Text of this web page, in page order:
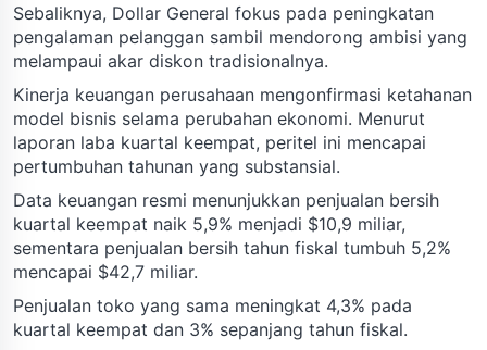
Sebaliknya, Dollar General fokus pada peningkatan
pengalaman pelanggan sambil mendorong ambisi yang
melampaui akar diskon tradisionalnya.
Kinerja keuangan perusahaan mengonfirmasi ketahanan
model bisnis selama perubahan ekonomi. Menurut
laporan laba kuartal keempat, peritel ini mencapai
pertumbuhan tahunan yang substansial.
Data keuangan resmi menunjukkan penjualan bersih
kuartal keempat naik 5,9% menjadi $10,9 miliar,
sementara penjualan bersih tahun fiskal tumbuh 5,2%
mencapai $42,7 miliar.
Penjualan toko yang sama meningkat 4,3% pada
kuartal keempat dan 3% sepanjang tahun fiskal.